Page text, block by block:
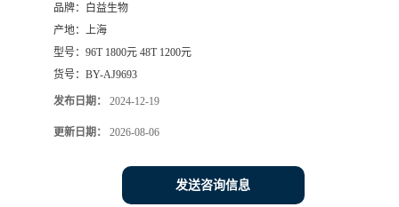
品牌：
白益生物
产地： 上海
型号： 96T 1800元 48T 1200元
货号： BY-AJ9693
发布日期： 2024-12-19
更新日期： 2026-08-06
发送咨询信息